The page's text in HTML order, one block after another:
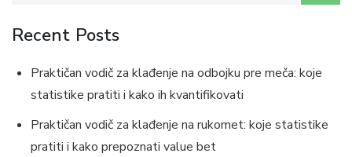
Recent Posts
Praktičan vodič za klađenje na odbojku pre meča: koje
statistike pratiti i kako ih kvantifikovati
Praktičan vodič za klađenje na rukomet: koje statistike
pratiti i kako prepoznati value bet